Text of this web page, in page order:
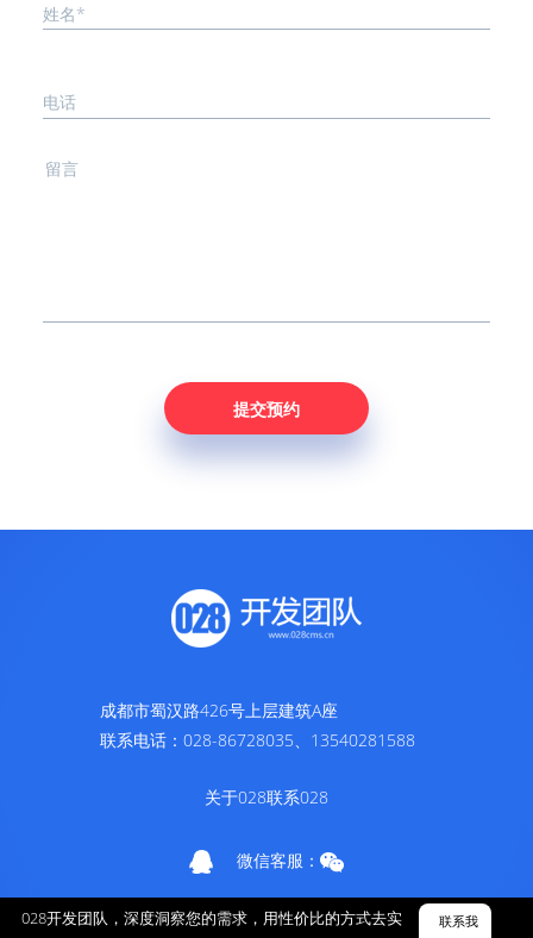
姓名*
电话
成都市蜀汉路426号上层建筑A座
联系电话：028-86728035、13540281588
关于028联系028
微信客服：
蜀ICP备11016920号-1
028开发团队，深度洞察您的需求，用性价比的方式去实
联系我